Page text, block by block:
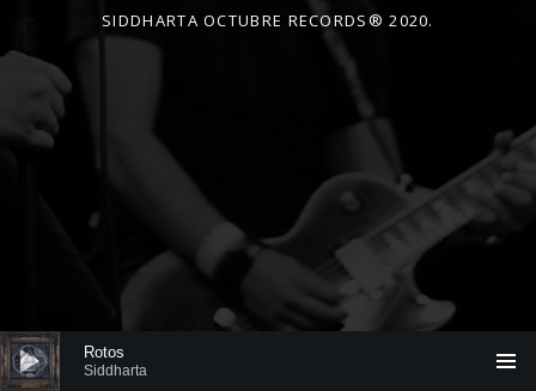
SIDDHARTA OCTUBRE RECORDS® 2020.
Reproductor de audio
Siddharta
Rotos